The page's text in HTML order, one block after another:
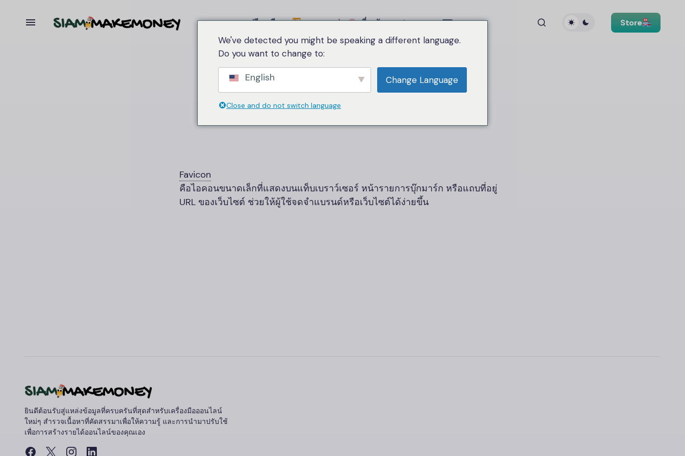
ตารางเปรียบเทียบ หมวดหมู่ เกี่ยวกับเรา Language Store
Home Favicon
Favicon
Favicon
คือไอคอนขนาดเล็กที่แสดงบนแท็บเบราว์เซอร์ หน้ารายการบุ๊กมาร์ก หรือแถบที่อยู่
URL ของเว็บไซต์ ช่วยให้ผู้ใช้จดจำแบรนด์หรือเว็บไซต์ได้ง่ายขึ้น
ยินดีต้อนรับสู่แหล่งข้อมูลที่ครบครันที่สุดสำหรับเครื่องมือออนไลน์
ใหม่ๆ สำรวจเนื้อหาที่คัดสรรมาเพื่อให้ความรู้ และการนำมาปรับใช้
เพื่อการสร้างรายได้ออนไลน์ของคุณเอง
We've detected you might be speaking a different language.
Do you want to change to:
English Change Language
Close and do not switch language